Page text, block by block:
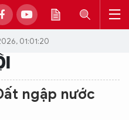
01:01:20
ngập nước